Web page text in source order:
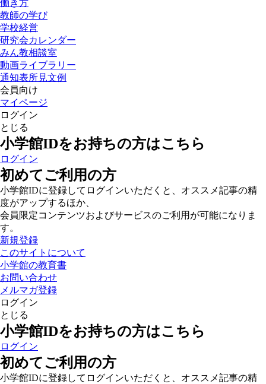
働き方
教師の学び
学校経営
研究会カレンダー
みん教相談室
動画ライブラリー
通知表所見文例
会員向け
マイページ
ログイン
とじる
小学館IDをお持ちの方はこちら
ログイン
初めてご利用の方
小学館IDに登録してログインいただくと、オススメ記事の精
度がアップするほか、
会員限定コンテンツおよびサービスのご利用が可能になりま
す。
新規登録
このサイトについて
小学館の教育書
お問い合わせ
メルマガ登録
ログイン
とじる
小学館IDをお持ちの方はこちら
ログイン
初めてご利用の方
小学館IDに登録してログインいただくと、オススメ記事の精